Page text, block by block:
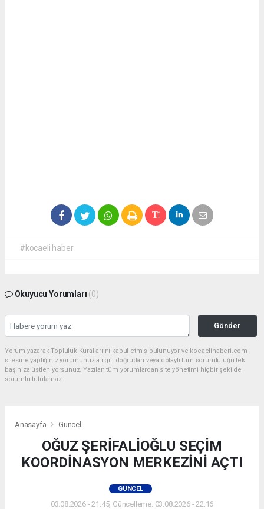
#kocaeli haber
Okuyucu Yorumları (0)
Gönder
Yorum yazarak Topluluk Kuralları’nı kabul etmiş bulunuyor ve kocaelihaberi.com
sitesine yaptığınız yorumunuzla ilgili doğrudan veya dolaylı tüm sorumluluğu tek
başınıza üstleniyorsunuz. Yazılan tüm yorumlardan site yönetimi hiçbir şekilde
sorumlu tutulamaz.
Anasayfa Güncel
OĞUZ ŞERİFALİOĞLU SEÇİM
KOORDİNASYON MERKEZİNİ AÇTI
GÜNCEL
03.08.2026 - 21:45, Güncelleme: 03.08.2026 - 22:16